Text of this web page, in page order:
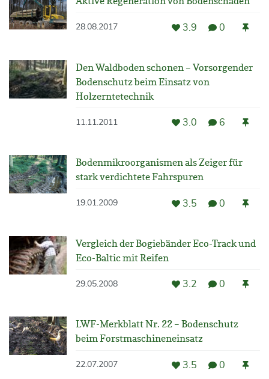
28.08.2017 3.9 0
Den Waldboden schonen – Vorsorgender
Bodenschutz beim Einsatz von
Holzerntetechnik
11.11.2011 3.0 6
Bodenmikroorganismen als Zeiger für
stark verdichtete Fahrspuren
19.01.2009 3.5 0
Vergleich der Bogiebänder Eco-Track und
Eco-Baltic mit Reifen
29.05.2008 3.2 0
LWF-Merkblatt Nr. 22 – Bodenschutz
beim Forstmaschineneinsatz
22.07.2007 3.5 0